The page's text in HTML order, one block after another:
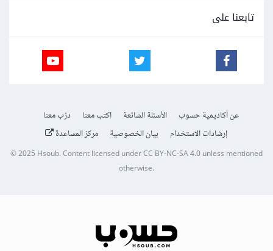
تابعنا على
عن أكاديمية حسوب الأسئلة الشائعة اكتب معنا
درّب معنا
إرشادات الاستخدام
بيان الخصوصية مركز المساعدة
© 2025Hsoub.Content licensed underCC BY-NC-SA 4.0unless mentioned
otherwise.